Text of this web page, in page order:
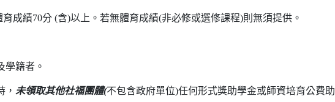
育成績70分 (含)以上。若無體育成績(非必修或選修課程)則無須提供。
學籍者。
， 未領取其他社福團體(不包含政府單位)任何形式獎助學金或師資培育公費助